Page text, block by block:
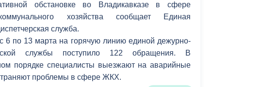
чрезвычайных ситуациях
Незаконное строительство
решений и
Информация финансового
Бесплатная юридическая помощь
обстановке во Владикавказе в сфере
хозяйства сообщает Единая
служба.
6 по 13 марта на горячую линию единой дежурно-
службы поступило 122 обращения. В
порядке специалисты выезжают на аварийные
проблемы в сфере ЖКХ.